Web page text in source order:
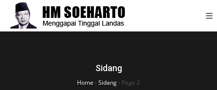
Sidang
Home › Sidang › Page 2